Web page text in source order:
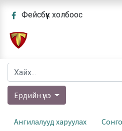
Фейсбүүк холбоос
Ердийн үнэ
Ангилалууд харуулах